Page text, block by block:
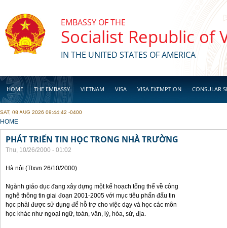
EMBASSY OF THE
Socialist Republic of
IN THE UNITED STATES OF AMERICA
HOME THE EMBASSY VIETNAM VISA VISA EXEMPTION CONSULAR
BUSINESS
SAT, 08 AUG 2026 09:44:42 -0400
YOU ARE HERE
HOME
PHÁT TRIỂN TIN HỌC TRONG NHÀ TRƯỜNG
Thu, 10/26/2000 - 01:02
Hà nội (Ttxvn 26/10/2000)
Ngành giáo dục đang xây dựng một kế hoạch tổng thể về công
nghệ thông tin giai đoạn 2001-2005 với mục tiêu phấn đấu tin
học phải được sử dụng để hỗ trợ cho việc dạy và học các môn
học khác như ngoại ngữ, toán, văn, lý, hóa, sử, địa.